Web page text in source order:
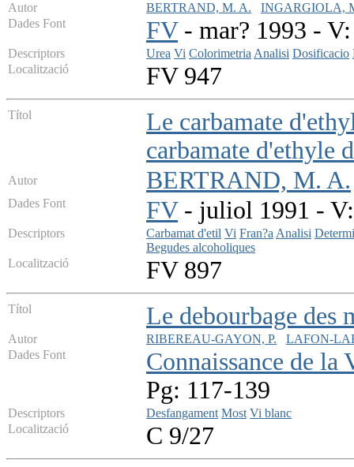
Autor BERTRAND, M. A.
INGARGIOLA,
Dades Font
FV- mar? 1993 -
Descriptors Urea Vi ColorimetriaAnalisi Dosificacio
Localització
FV 947
Títol
Le carbamate
carbamate d'ethyle
Autor BERTRAND, M. A.
Dades Font FV- juliol 1991 -
Descriptors Carbamat d'etil Vi Fran?aAnalisi
Begudes alcoholiques
Localització
FV 897
Títol Le debourbage des
Autor RIBEREAU-GAYON, P.
LAFON-
Dades Font
Connaissance de
Pg: 117-139
Descriptors Desfangament Most Vi blanc
Localització
C 9/27